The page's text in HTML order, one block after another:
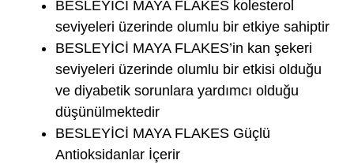
BESLEYİCİ MAYA FLAKES kolesterol
seviyeleri üzerinde olumlu bir etkiye sahiptir
BESLEYİCİ MAYA FLAKES’in kan şekeri
seviyeleri üzerinde olumlu bir etkisi olduğu
ve diyabetik sorunlara yardımcı olduğu
düşünülmektedir
BESLEYİCİ MAYA FLAKES Güçlü
Antioksidanlar İçerir